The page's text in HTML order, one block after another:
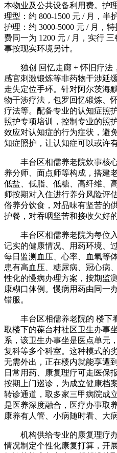
本物业及公共设备利用费。护
理型：约 800-1500 元 / 月，半
护理：约 3000-5000 元 / 月，
费同一为 1200 元 / 月，实行
事按现实环境另计。
独创 回忆走廊 + 怀旧疗法
感官刺激锻炼等非药物干涉延
走失定位手环。针对阿尔茨海
物干涉疗法，包罗回忆锻炼、
疗法等。配备专业的认知症照
照护专项培训，控制专业的照
效应对认知症的行为症状，避
知症照护，让认知症可以或许
丰台区相儒养老院炊事核心
养分师、面点师等构成，搭建
低盐、低脂、低糖、高纤维、
师按期对入住进行养分风险评
俗养分饮食，对品味有坚苦的
护餐，对吞咽坚苦和接收欠好
丰台区相儒养老院为每位入
记实的健康情况、用药环境、
每日监测血压、心率、血氧等
患有高血压、糖尿病、冠心病
性化的慢病办理方案，按期监
康糊口体例。慢病用药由同一
错服。
丰台区相儒养老院的 楼下
取楼下的葆台村社区卫生办事
系，该卫生办事坐是医点单元
复科等多个科室。这种模式的
无需外出，正在楼内就能享遭
日常用药、康复理疗可走医保
按期上门巡诊，为成立健康档
转诊通道，取多家三甲病院成
是医养深度融合，医疗办事取
康养有人管、小病随时看、大
机构供给专业的康复理疗办
情况制定个性化康复打算，开